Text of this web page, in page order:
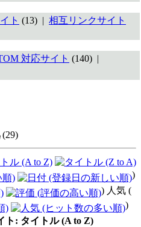
ト (13) | 相互リンクサイト
対応サイト (140) |
(29)
)
) 人気 (
)
ト: タイトル (A to Z)